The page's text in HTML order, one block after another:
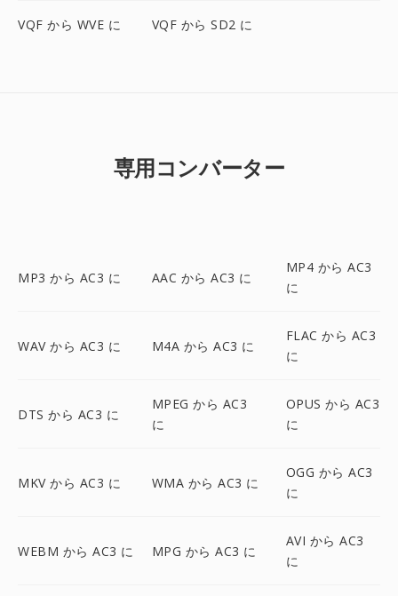
VQF から WVE に VQF から SD2 に
専用コンバーター
MP3 から AC3 に AAC から AC3 に
MP4 から AC3
に
WAV から AC3 に M4A から AC3 に
FLAC から AC3
に
DTS から AC3 に
MPEG から AC3
に
OPUS から AC3
に
MKV から AC3 に WMA から AC3 に
OGG から AC3
に
WEBM から AC3 に MPG から AC3 に
AVI から AC3
に